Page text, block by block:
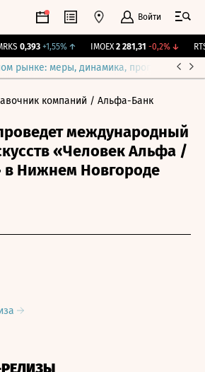
Войти
0,393 +1,55%↑ IMOEX 2 281,31 -0,2%↓ RTSI
рынке: меры, динамика, прогнозы
компаний / Альфа-Банк
международный
«Человек Альфа /
в Нижнем Новгороде
РЕЛИЗЫ